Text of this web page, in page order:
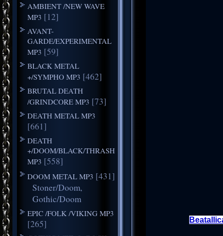
AMBIENT /NEW WAVE
MP3 [12]
AVANT-
GARDE/EXPERIMENTAL
MP3 [59]
BLACK METAL
+/SYMPHO MP3 [462]
BRUTAL DEATH
/GRINDCORE MP3 [73]
DEATH METAL MP3
[661]
DEATH
+/DOOM/BLACK/THRASH
MP3 [558]
DOOM METAL MP3 [431]
Stoner/Doom,
Gothic/Doom
EPIC /FOLK /VIKING MP3
[265]